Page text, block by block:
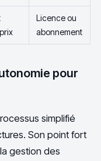
Licence ou
abonnement
pour
simplifié
Son point fort
gestion des